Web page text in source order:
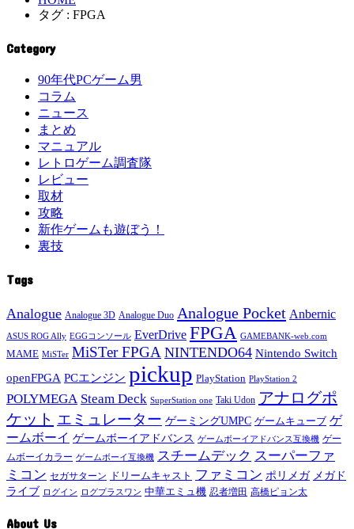
タグ : FPGA
Category
90年代PCゲーム男
コラム
ニュース
まとめ
マニュアル
レトロゲーム調査隊
レビュー
取材
攻略
新作ゲームも遊ぼう！
裏技
Tags
Analogue Analogue 3D Analogue Duo Analogue Pocket Anbernic
ASUS ROG Ally EGGコンソール EverDrive FPGA GAMEBANK-web.com
MAME MiSTer MiSTer FPGA NINTENDO64 Nintendo Switch
openFPGA PCエンジン pickup PlayStation PlayStation 2
POLYMEGA Steam Deck SuperStation one Taki Udon アナログポ
ケット エミュレーター ゲーミングUMPC ゲームキューブ ゲ
ームボーイ ゲームボーイアドバンス ゲームボーイアドバンス互換機 ゲー
ムボーイカラー ゲームボーイ互換機 スチームデック スーパーファ
ミコン セガサターン ドリームキャスト ファミコン ポリメガ メガド
ライブ ログイン ログプラスワン 中華エミュ機 忍者増田 高橋ピョン太
About Us